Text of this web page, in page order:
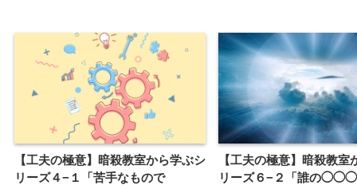
【工夫の極意】暗殺教室から学ぶシ
リーズ４−１「苦手なもので
【工夫の極意】暗殺教室
リーズ６−２「誰の